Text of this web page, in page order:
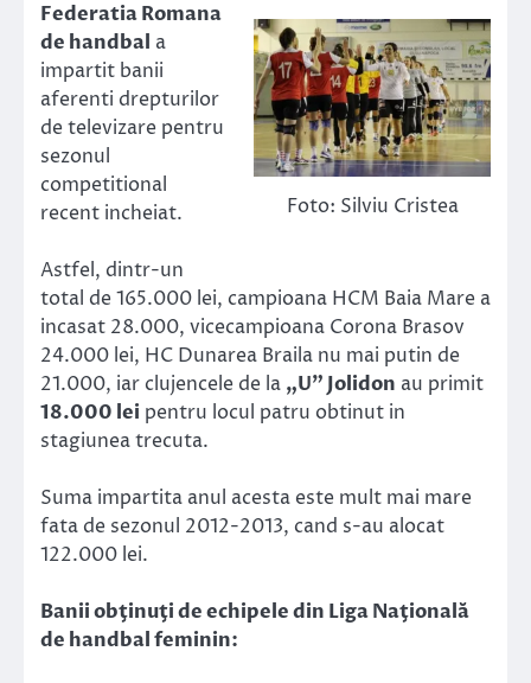
Foto: Silviu Cristea
Federatia Romana
de handbal a
impartit banii
aferenti drepturilor
de televizare pentru
sezonul
competitional
recent incheiat.
Astfel, dintr-un
total de 165.000 lei, campioana HCM Baia Mare a
incasat 28.000, vicecampioana Corona Brasov
24.000 lei, HC Dunarea Braila nu mai putin de
21.000, iar clujencele de la „U” Jolidon au primit
18.000 lei pentru locul patru obtinut in
stagiunea trecuta.
Suma impartita anul acesta este mult mai mare
fata de sezonul 2012-2013, cand s-au alocat
122.000 lei.
Banii obţinuţi de echipele din Liga Naţională
de handbal feminin: